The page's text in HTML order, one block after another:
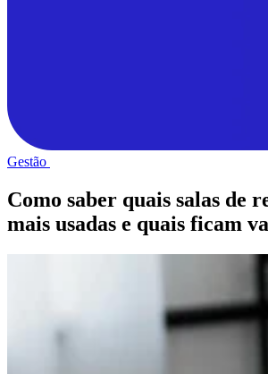
Gestão
Como saber quais salas de
mais usadas e quais ficam